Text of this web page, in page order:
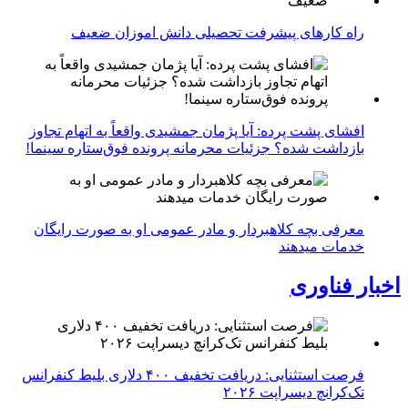
راه کارهای پیشرفت تحصیلی دانش اموزان ضعیف
افشای پشت پرده: آیا پژمان جمشیدی واقعاً به اتهام تجاوز
بازداشت شده؟ جزئیات محرمانه پرونده فوق‌ستاره سینما!
معرفی بچه کلاهبردار و مادر عمومی او به صورت رایگان
خدمات میدهند
اخبار فناوری
فرصت استثنایی: دریافت تخفیف ۴۰۰ دلاری بلیط کنفرانس
تک‌کرانچ دیسراپت ۲۰۲۶